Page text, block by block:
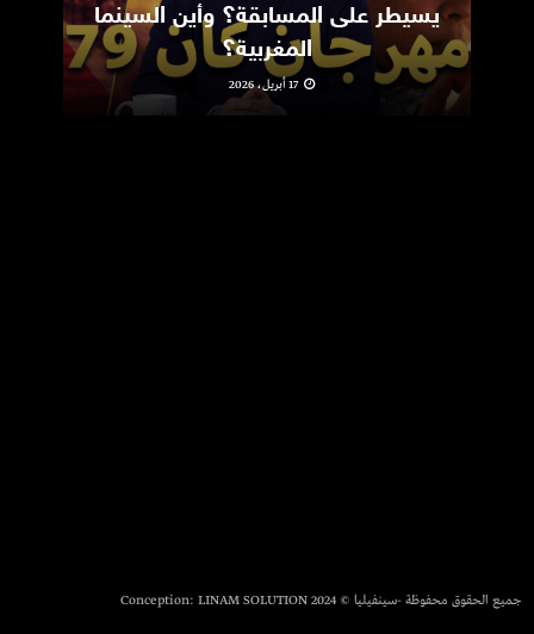
يسيطر على المسابقة؟ وأين السينما
المغربية؟
17 أبريل، 2026
جميع الحقوق محفوظة -سينفيليا © 2024 Conception: LINAM SOLUTION